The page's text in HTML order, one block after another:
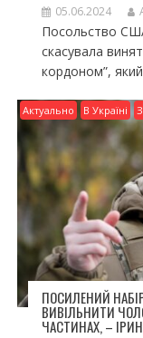
05.06.2024
Посольство
скасувала
кордоном”,
Актуально В Україні
ПОСИЛЕНИЙ
ВИВІЛЬНИТИ
ЧАСТИНАХ, –